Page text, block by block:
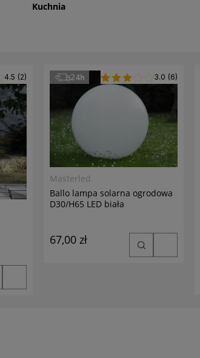
Kuchnia
4.5 (2)
4.5 (2) 24h
Masterled
Ballo lampa solarna ogrodowa
D30/H65 LED biała
3.0 (6)
3.0 (6)
67,00 zł